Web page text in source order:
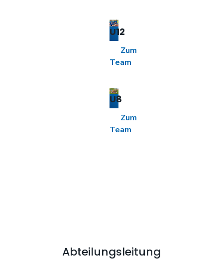
U12
Zum
Team
U8
Zum
Team
Abteilungsleitung